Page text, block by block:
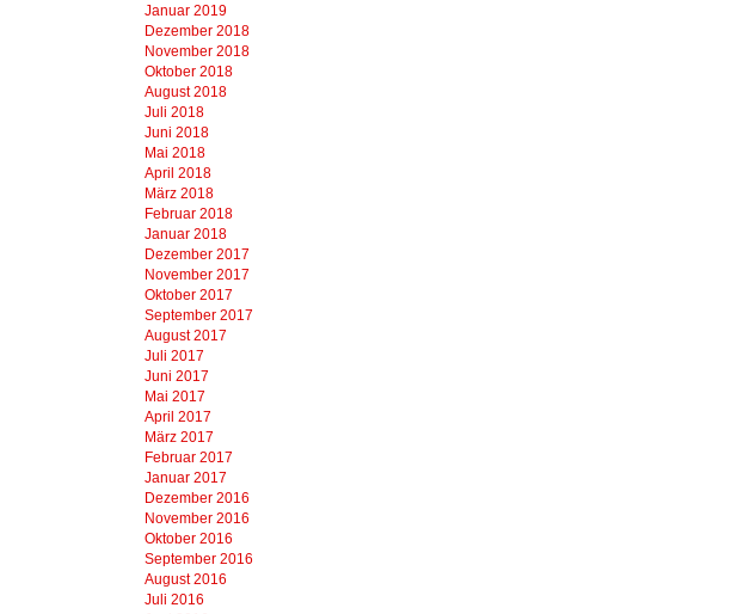
Januar 2019
Dezember 2018
November 2018
Oktober 2018
August 2018
Juli 2018
Juni 2018
Mai 2018
April 2018
März 2018
Februar 2018
Januar 2018
Dezember 2017
November 2017
Oktober 2017
September 2017
August 2017
Juli 2017
Juni 2017
Mai 2017
April 2017
März 2017
Februar 2017
Januar 2017
Dezember 2016
November 2016
Oktober 2016
September 2016
August 2016
Juli 2016